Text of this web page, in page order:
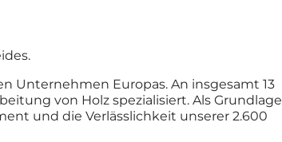
Unternehmen Europas. An insgesamt 13
von Holz spezialisiert. Als Grundlage
und die Verlässlichkeit unserer 2.600